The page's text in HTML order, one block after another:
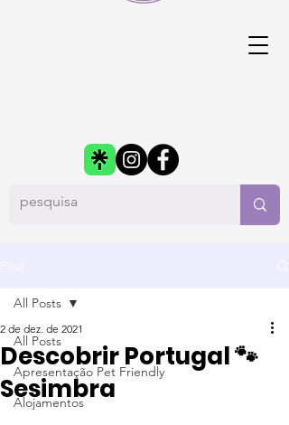
All Posts
Apresentação Pet Friendly
Alojamentos
All Posts
Descobrir Portugal 🐾
Sesimbra
2 de dez. de 2021